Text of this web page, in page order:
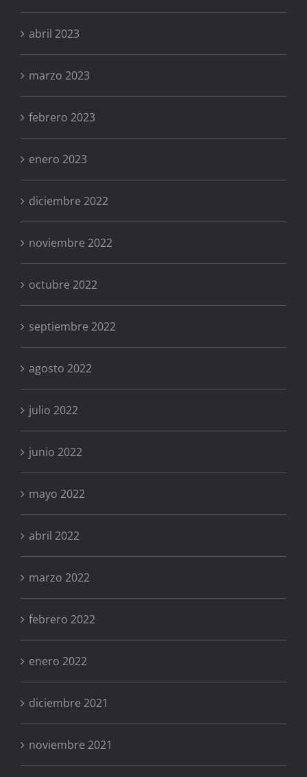
abril 2023
marzo 2023
febrero 2023
enero 2023
diciembre 2022
noviembre 2022
octubre 2022
septiembre 2022
agosto 2022
julio 2022
junio 2022
mayo 2022
abril 2022
marzo 2022
febrero 2022
enero 2022
diciembre 2021
noviembre 2021